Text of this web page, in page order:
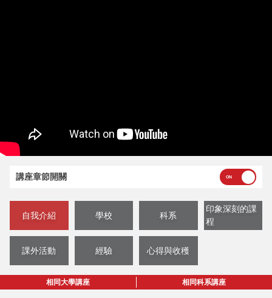
講座章節開關
自我介紹 學校 科系
印象深刻的課
程
課外活動 經驗 心得與收穫
相同大學講座 相同科系講座